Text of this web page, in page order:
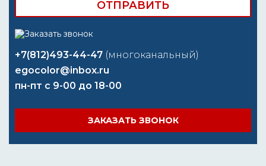
+7(812)493-44-47 (многоканальный)
egocolor@inbox.ru
пн-пт с 9-00 до 18-00
ЗАКАЗАТЬ ЗВОНОК